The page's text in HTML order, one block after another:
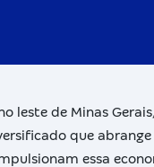
leste de Minas
que
essa